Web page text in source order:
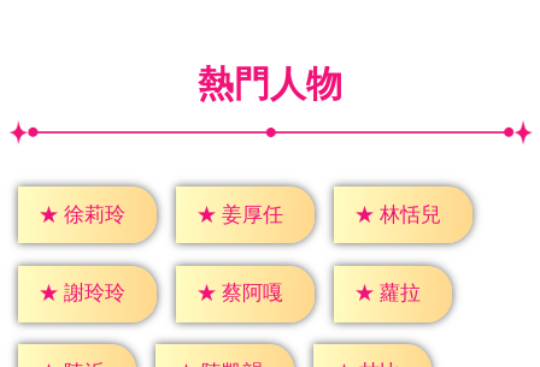
熱門人物
★ 徐莉玲 ★ 姜厚任 ★ 林恬兒
★ 謝玲玲 ★ 蔡阿嘎 ★ 蘿拉